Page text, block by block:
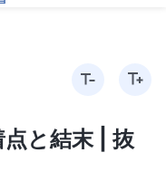
と結末 | 抜